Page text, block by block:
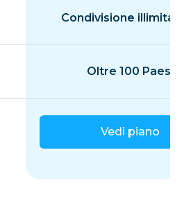
Condivisione
Oltre 100 Paesi
Vedi piano